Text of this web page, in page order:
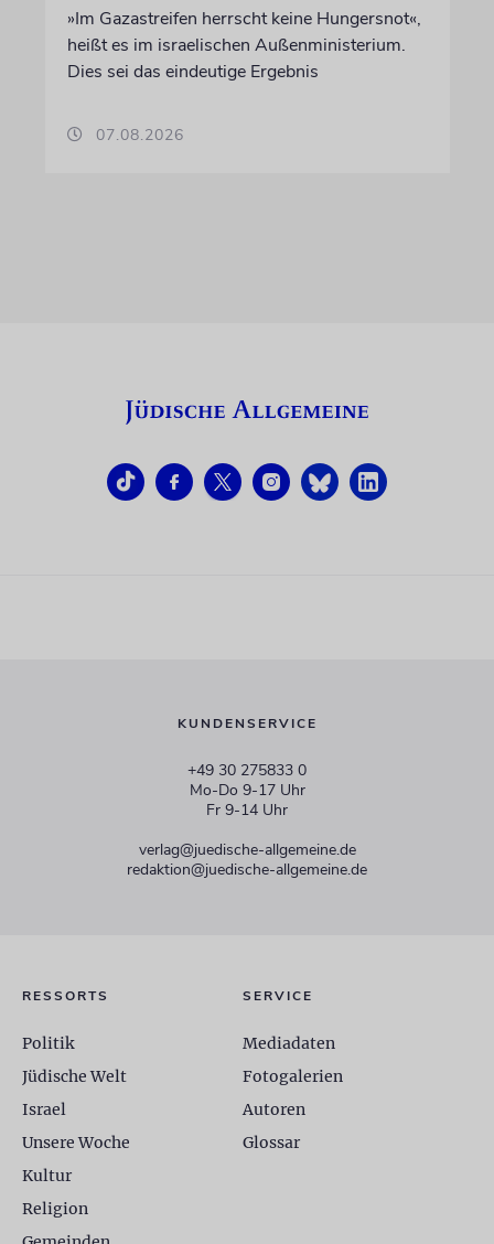
»Im Gazastreifen herrscht keine Hungersnot«,
heißt es im israelischen Außenministerium.
Dies sei das eindeutige Ergebnis
07.08.2026
KUNDENSERVICE
+49 30 275833 0
Mo-Do 9-17 Uhr
Fr 9-14 Uhr
verlag@juedische-allgemeine.de
redaktion@juedische-allgemeine.de
RESSORTS
Politik
Jüdische Welt
Israel
Unsere Woche
Kultur
Religion
SERVICE
Mediadaten
Fotogalerien
Autoren
Glossar